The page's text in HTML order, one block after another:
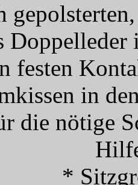
Doppelleder
festen
in
die nötige
*